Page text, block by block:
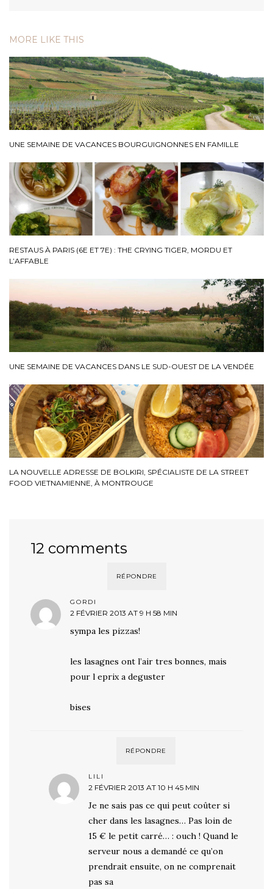
MORE LIKE THIS
UNE SEMAINE DE VACANCES BOURGUIGNONNES EN FAMILLE
RESTAUS À PARIS (6E ET 7E) : THE CRYING TIGER, MORDU ET
L’AFFABLE
UNE SEMAINE DE VACANCES DANS LE SUD-OUEST DE LA VENDÉE
LA NOUVELLE ADRESSE DE BOLKIRI, SPÉCIALISTE DE LA STREET
FOOD VIETNAMIENNE, À MONTROUGE
12 comments
RÉPONDRE
GORDI
2 FÉVRIER 2013 AT 9 H 58 MIN
sympa les pizzas!
les lasagnes ont l’air tres bonnes, mais
pour l eprix a deguster
bises
RÉPONDRE
LILI
2 FÉVRIER 2013 AT 10 H 45 MIN
Je ne sais pas ce qui peut coûter si
cher dans les lasagnes… Pas loin de
15 € le petit carré… : ouch ! Quand le
serveur nous a demandé ce qu’on
prendrait ensuite, on ne comprenait
pas sa